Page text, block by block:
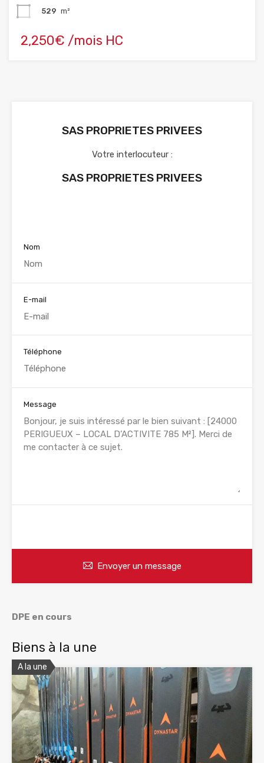
529 m²
2,250€ /mois HC
SAS PROPRIETES PRIVEES
Votre interlocuteur :
SAS PROPRIETES PRIVEES
Nom
E-mail
Téléphone
Message
Envoyer un message
DPE en cours
Biens à la une
A la une